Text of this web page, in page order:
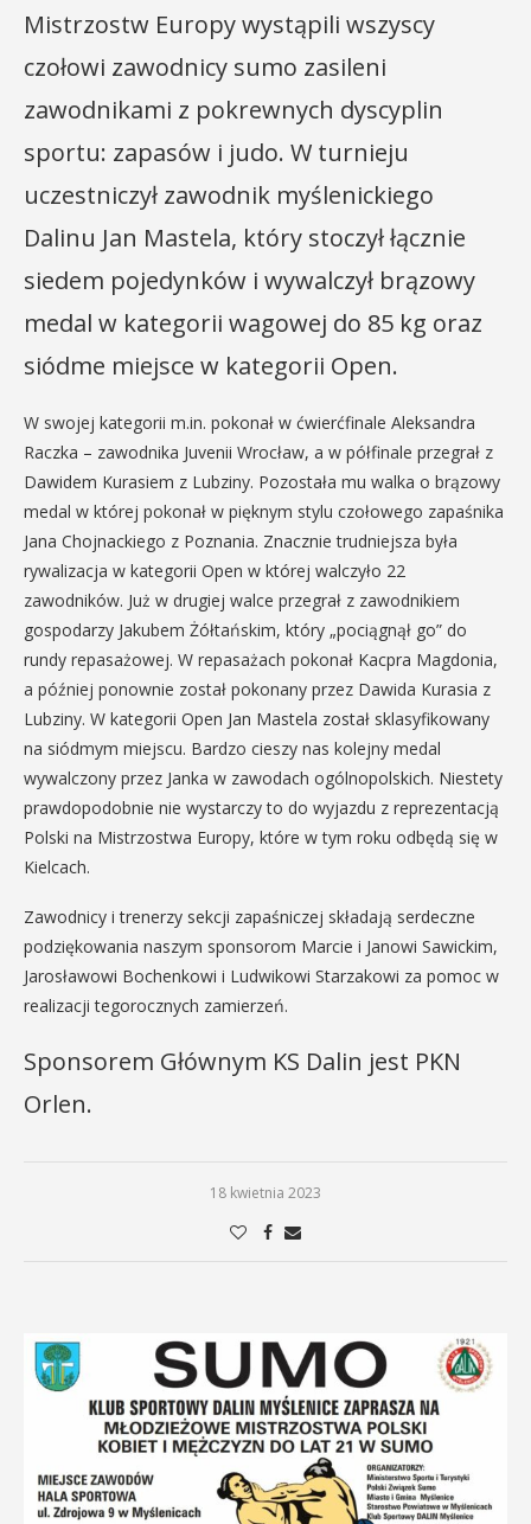
Mistrzostw Europy wystąpili wszyscy
czołowi zawodnicy sumo zasileni
zawodnikami z pokrewnych dyscyplin
sportu: zapasów i judo. W turnieju
uczestniczył zawodnik myślenickiego
Dalinu Jan Mastela, który stoczył łącznie
siedem pojedynków i wywalczył brązowy
medal w kategorii wagowej do 85 kg oraz
siódme miejsce w kategorii Open.
W swojej kategorii m.in. pokonał w ćwierćfinale Aleksandra
Raczka – zawodnika Juvenii Wrocław, a w półfinale przegrał z
Dawidem Kurasiem z Lubziny. Pozostała mu walka o brązowy
medal w której pokonał w pięknym stylu czołowego zapaśnika
Jana Chojnackiego z Poznania. Znacznie trudniejsza była
rywalizacja w kategorii Open w której walczyło 22
zawodników. Już w drugiej walce przegrał z zawodnikiem
gospodarzy Jakubem Żółtańskim, który „pociągnął go” do
rundy repasażowej. W repasażach pokonał Kacpra Magdonia,
a później ponownie został pokonany przez Dawida Kurasia z
Lubziny. W kategorii Open Jan Mastela został sklasyfikowany
na siódmym miejscu. Bardzo cieszy nas kolejny medal
wywalczony przez Janka w zawodach ogólnopolskich. Niestety
prawdopodobnie nie wystarczy to do wyjazdu z reprezentacją
Polski na Mistrzostwa Europy, które w tym roku odbędą się w
Kielcach.
Zawodnicy i trenerzy sekcji zapaśniczej składają serdeczne
podziękowania naszym sponsorom Marcie i Janowi Sawickim,
Jarosławowi Bochenkowi i Ludwikowi Starzakowi za pomoc w
realizacji tegorocznych zamierzeń.
Sponsorem Głównym KS Dalin jest PKN
Orlen.
18 kwietnia 2023